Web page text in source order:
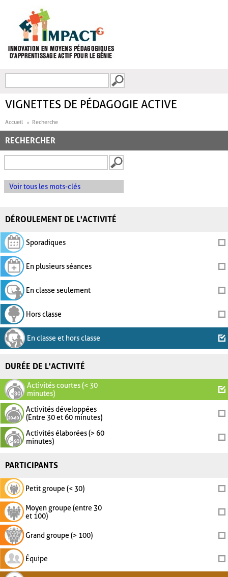
FORMULAIRE DE
VIGNETTES DE PÉDAGOGIE ACTIVE
Accueil Recherche
RECHERCHER
Voir tous les mots-clés
DÉROULEMENT DE L'ACTIVITÉ
Sporadiques
En plusieurs séances
En classe seulement
Hors classe
En classe et hors classe
DURÉE DE L'ACTIVITÉ
Activités courtes (< 30
minutes)
Activités développées
(Entre 30 et 60 minutes)
Activités élaborées (> 60
minutes)
PARTICIPANTS
Petit groupe (< 30)
Moyen groupe (entre 30
et 100)
Grand groupe (> 100)
Équipe